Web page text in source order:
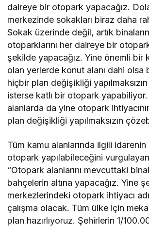
daireye bir otopark yapacağız.
merkezinde sokakları biraz daha
Sokak üzerinde değil, artık
otoparklarını her daireye bir
şekilde yapacağız. Yine önemli bir
olan yerlerde konut alanı dahi olsa
hiçbir plan değişikliği
isterse katlı bir otopark yapabiliyor.
alanlarda da yine otopark
plan değişikliği yapılmaksızın
Tüm kamu alanlarında ilgili idarenin
otopark yapılabileceğini
“Otopark alanlarını mevcuttaki
bahçelerin altına yapacağız. Yine
merkezlerindeki otopark ihtiyacı
çalışma olacak. Tüm ülke için
plan hazırlıyoruz. Şehirlerin 1/